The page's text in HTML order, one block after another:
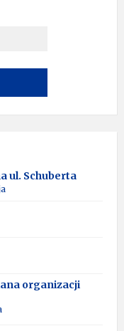
ul. Schuberta
organizacji